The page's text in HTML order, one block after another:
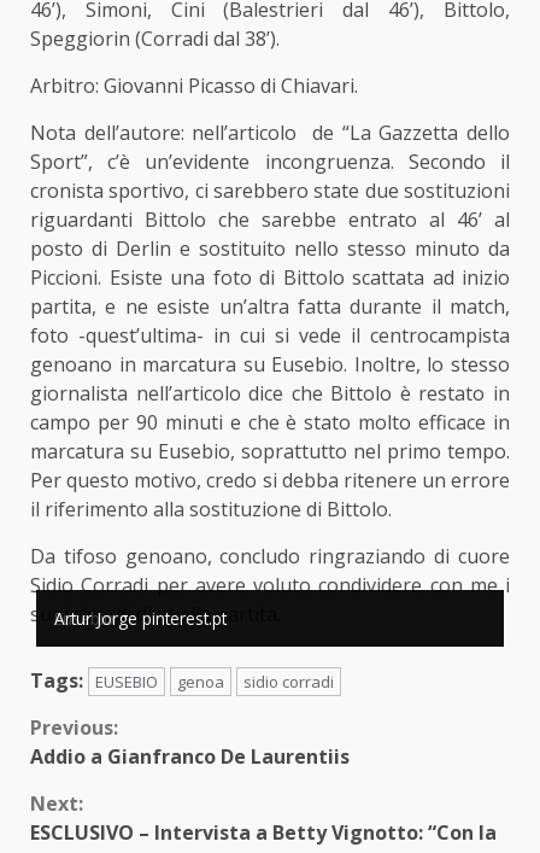
Eusebio
Artur Jorge pinterest.pt
46’), Simoni, Cini (Balestrieri dal 46’), Bittolo,
Speggiorin (Corradi dal 38’).
Arbitro: Giovanni Picasso di Chiavari.
Nota dell’autore: nell’articolo de “La Gazzetta dello
Sport”, c’è un’evidente incongruenza. Secondo il
cronista sportivo, ci sarebbero state due sostituzioni
riguardanti Bittolo che sarebbe entrato al 46’ al
posto di Derlin e sostituito nello stesso minuto da
Piccioni. Esiste una foto di Bittolo scattata ad inizio
partita, e ne esiste un’altra fatta durante il match,
foto -quest’ultima- in cui si vede il centrocampista
genoano in marcatura su Eusebio. Inoltre, lo stesso
giornalista nell’articolo dice che Bittolo è restato in
campo per 90 minuti e che è stato molto efficace in
marcatura su Eusebio, soprattutto nel primo tempo.
Per questo motivo, credo si debba ritenere un errore
il riferimento alla sostituzione di Bittolo.
Da tifoso genoano, concludo ringraziando di cuore
Sidio Corradi per avere voluto condividere con me i
suoi ricordi di quella partita.
Tags: EUSEBIO genoa sidio corradi
Continue
Previous:
Addio a Gianfranco De Laurentiis
Next:
ESCLUSIVO – Intervista a Betty Vignotto: “Con la